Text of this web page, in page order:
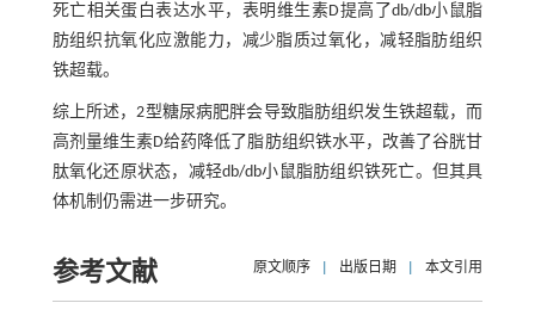
死亡相关蛋白表达水平，表明维生素D提高了db/db小鼠脂
肪组织抗氧化应激能力，减少脂质过氧化，减轻脂肪组织
铁超载。
综上所述，2型糖尿病肥胖会导致脂肪组织发生铁超载，而
高剂量维生素D给药降低了脂肪组织铁水平，改善了谷胱甘
肽氧化还原状态，减轻db/db小鼠脂肪组织铁死亡。但其具
体机制仍需进一步研究。
参考文献 原文顺序 出版日期 本文引用